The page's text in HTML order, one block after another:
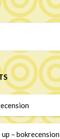
up – bokrecension